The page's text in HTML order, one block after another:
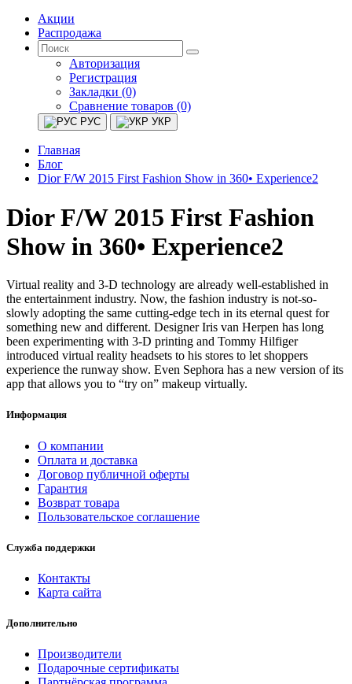
Акции
Распродажа
Авторизация
Регистрация
Закладки (0)
Сравнение товаров (0)
РУС УКР
Главная
Блог
Dior F/W 2015 First Fashion Show in 360• Experience2
Dior F/W 2015 First Fashion
Show in 360• Experience2
Virtual reality and 3-D technology are already well-established in
the entertainment industry. Now, the fashion industry is not-so-
slowly adopting the same cutting-edge tech in its eternal quest for
something new and different. Designer Iris van Herpen has long
been experimenting with 3-D printing and Tommy Hilfiger
introduced virtual reality headsets to his stores to let shoppers
experience the runway show. Even Sephora has a new version of its
app that allows you to “try on” makeup virtually.
Информация
О компании
Оплата и доставка
Договор публичной оферты
Гарантия
Возврат товара
Пользовательское соглашение
Служба поддержки
Контакты
Карта сайта
Дополнительно
Производители
Подарочные сертификаты